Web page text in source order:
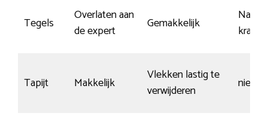
Tegels
Overlaten aan
de expert
Gemakkelijk
Tapijt Makkelijk
Vlekken lastig te
verwijderen
niet